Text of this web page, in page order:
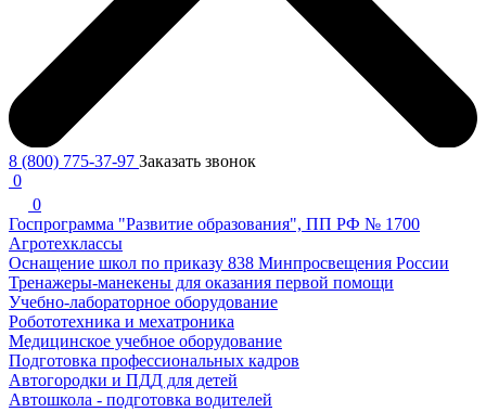
8 (800) 775-37-97 Заказать звонок
0
0
Госпрограмма "Развитие образования", ПП РФ № 1700
Агротехклассы
Оснащение школ по приказу 838 Минпросвещения России
Тренажеры-манекены для оказания первой помощи
Учебно-лабораторное оборудование
Робототехника и мехатроника
Медицинское учебное оборудование
Подготовка профессиональных кадров
Автогородки и ПДД для детей
Автошкола - подготовка водителей